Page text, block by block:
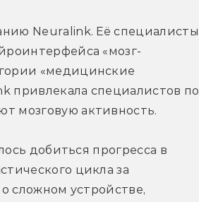
Neuralink. Её специалисты
«мозг-
«медицинские
привлекала специалистов по
мозговую активность.
добиться прогресса в
цикла за
сложном устройстве,